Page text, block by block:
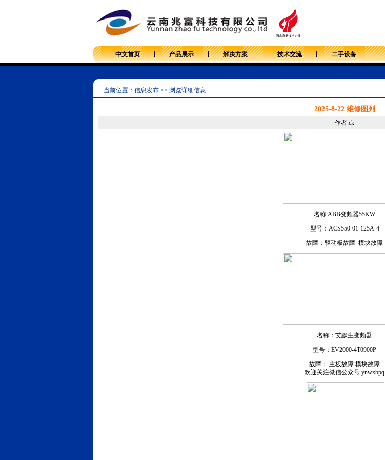
中文首页 产品展示 解决方案 技术交流 二手设备
当前位置：信息发布 >> 浏览详细信息
2025-8-22 维修图列
作者:ck
名称:ABB变频器55KW
型号： ACS550-01-125A-4
故障：驱动板故障 模块故障
名称：艾默生变频器
型号： EV2000-4T0900P
故障： 主板故障 模块故障
欢迎关注微信公众号 ynwxbpq